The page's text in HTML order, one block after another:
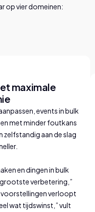
op vier domeinen:
maximale
events in bulk
met minder foutkans
zelfstandig aan de slag
en dingen in bulk
grootste verbetering,”
voorstellingen verloopt
wat tijdswinst,” vult